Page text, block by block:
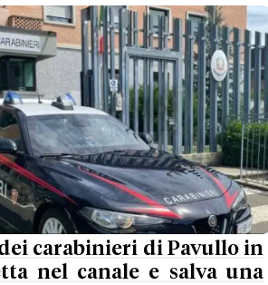
carabinieri di Pavullo in
nel canale e salva una